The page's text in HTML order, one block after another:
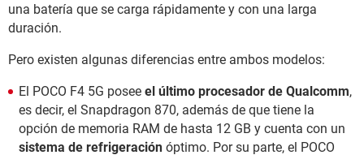
una batería que se carga rápidamente y con una larga
duración.
Pero existen algunas diferencias entre ambos modelos:
El POCO F4 5G posee el último procesador de Qualcomm,
es decir, el Snapdragon 870, además de que tiene la
opción de memoria RAM de hasta 12 GB y cuenta con un
sistema de refrigeración óptimo. Por su parte, el POCO